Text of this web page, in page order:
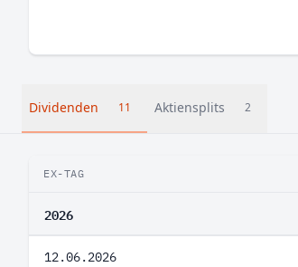
Dividenden 11 Aktiensplits 2
EX-TAG
2026
12.06.2026